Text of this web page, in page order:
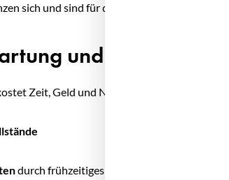
sich und sind für die Betriebssicherheit
und
Zeit, Geld und Nerven. Regelmäßige
durch frühzeitiges Erkennen von Defekten